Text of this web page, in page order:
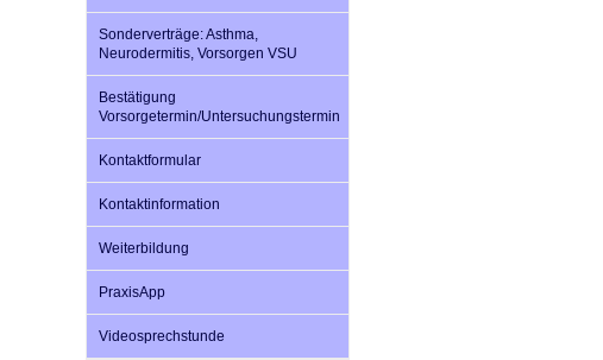
Sonderverträge: Asthma,
Neurodermitis, Vorsorgen VSU
Bestätigung
Vorsorgetermin/Untersuchungstermin
Kontaktformular
Kontaktinformation
Weiterbildung
PraxisApp
Videosprechstunde